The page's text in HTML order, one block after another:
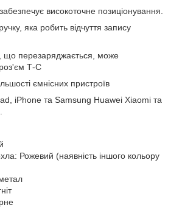
високоточне позиціонування.
яка робить відчуття запису
що перезаряджається, може
Т-С
ємнісних пристроїв
iPhone та Samsung Huawei Xiaomi та
Рожевий (наявність іншого кольору